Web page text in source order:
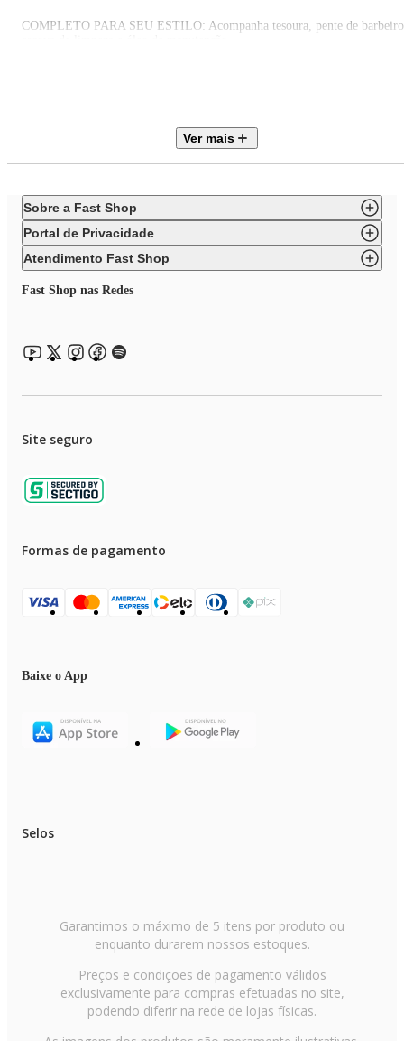
COMPLETO PARA SEU ESTILO: Acompanha tesoura, pente de
Ver mais
Sobre a Fast Shop
Portal de Privacidade
Atendimento Fast Shop
Fast Shop nas Redes
Site seguro
Formas de pagamento
Baixe o App
Selos
Garantimos o máximo de 5 itens por produto ou
enquanto durarem nossos estoques.
Preços e condições de pagamento válidos
exclusivamente para compras efetuadas no site,
podendo diferir na rede de lojas físicas.